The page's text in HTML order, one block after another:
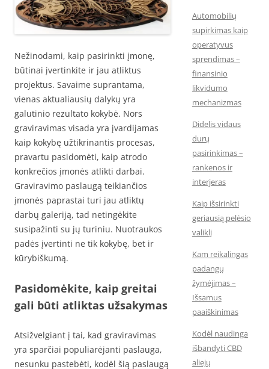
Nežinodami, kaip pasirinkti įmonę,
būtinai įvertinkite ir jau atliktus
projektus. Savaime suprantama,
vienas aktualiausių dalykų yra
galutinio rezultato kokybė. Nors
graviravimas visada yra įvardijamas
kaip kokybę užtikrinantis procesas,
pravartu pasidomėti, kaip atrodo
konkrečios įmonės atlikti darbai.
Graviravimo paslaugą teikiančios
įmonės paprastai turi jau atliktų
darbų galeriją, tad netingėkite
susipažinti su jų turiniu. Nuotraukos
padės įvertinti ne tik kokybę, bet ir
kūrybiškumą.
Pasidomėkite, kaip greitai
gali būti atliktas užsakymas
Atsižvelgiant į tai, kad graviravimas
yra sparčiai populiarėjanti paslauga,
nesunku pastebėti, kodėl šią paslaugą
Automobilių
supirkimas kaip
operatyvus
sprendimas –
finansinio
likvidumo
mechanizmas
Didelis vidaus
durų
pasirinkimas –
rankenos ir
interjeras
Kaip išsirinkti
geriausią pelėsio
valiklį
Kam reikalingas
padangų
žymėjimas –
Išsamus
paaiškinimas
Kodėl naudinga
išbandyti CBD
aliejų